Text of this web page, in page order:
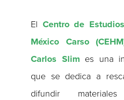
El Centro de
México Carso
Carlos Slimes una
que se dedica a
difundir